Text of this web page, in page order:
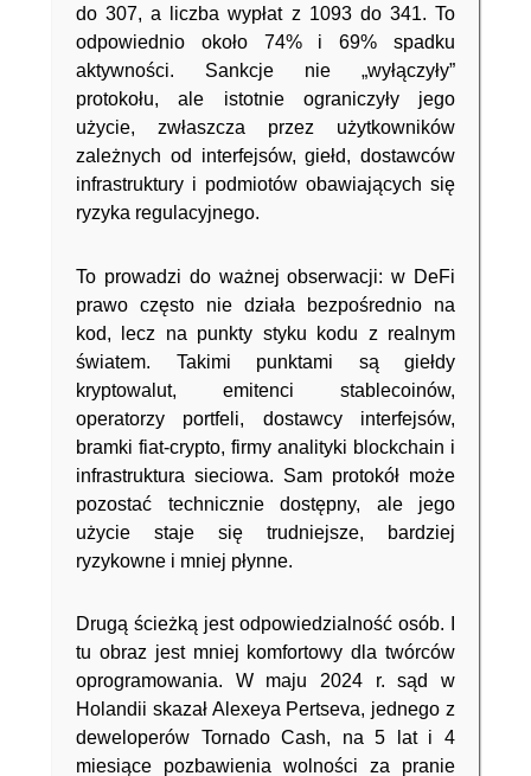
do 307, a liczba wypłat z 1093 do 341. To
odpowiednio około 74% i 69% spadku
aktywności. Sankcje nie „wyłączyły”
protokołu, ale istotnie ograniczyły jego
użycie, zwłaszcza przez użytkowników
zależnych od interfejsów, giełd, dostawców
infrastruktury i podmiotów obawiających się
ryzyka regulacyjnego.
To prowadzi do ważnej obserwacji: w DeFi
prawo często nie działa bezpośrednio na
kod, lecz na punkty styku kodu z realnym
światem. Takimi punktami są giełdy
kryptowalut, emitenci stablecoinów,
operatorzy portfeli, dostawcy interfejsów,
bramki fiat-crypto, firmy analityki blockchain i
infrastruktura sieciowa. Sam protokół może
pozostać technicznie dostępny, ale jego
użycie staje się trudniejsze, bardziej
ryzykowne i mniej płynne.
Drugą ścieżką jest odpowiedzialność osób. I
tu obraz jest mniej komfortowy dla twórców
oprogramowania. W maju 2024 r. sąd w
Holandii skazał Alexeya Pertseva, jednego z
deweloperów Tornado Cash, na 5 lat i 4
miesiące pozbawienia wolności za pranie